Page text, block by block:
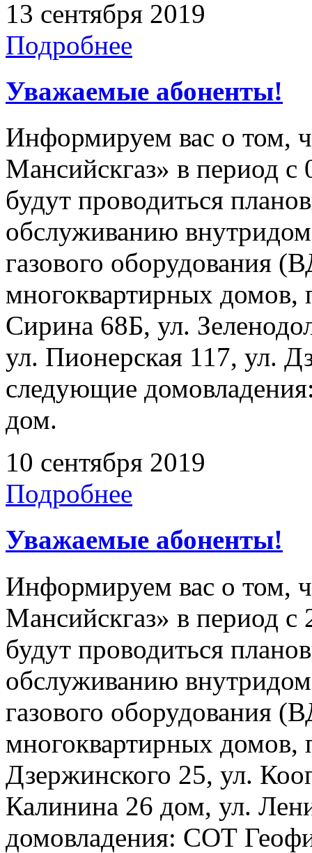
13 сентября 2019
Подробнее
Уважаемые абоненты!
Информируем вас о том,
Мансийскгаз» в период с
будут проводиться
обслуживанию
газового
многоквартирных
Сирина 68Б, ул.
ул. Пионерская 117, ул.
следующие
дом.
10 сентября 2019
Подробнее
Уважаемые абоненты!
Информируем вас о том,
Мансийскгаз» в период с
будут проводиться
обслуживанию
газового
многоквартирных
Дзержинского 25, ул.
Калинина 26 дом, ул.
домовладения: СОТ